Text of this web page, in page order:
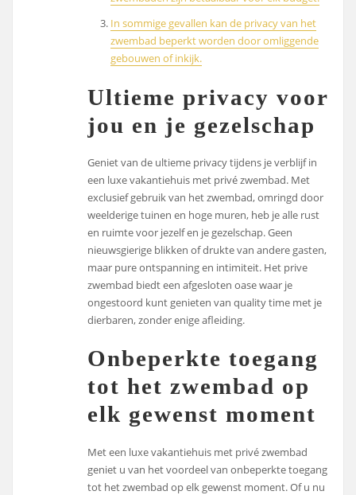
In sommige gevallen kan de privacy van het
zwembad beperkt worden door omliggende
gebouwen of inkijk.
Ultieme privacy voor
jou en je gezelschap
Geniet van de ultieme privacy tijdens je verblijf in
een luxe vakantiehuis met privé zwembad. Met
exclusief gebruik van het zwembad, omringd door
weelderige tuinen en hoge muren, heb je alle rust
en ruimte voor jezelf en je gezelschap. Geen
nieuwsgierige blikken of drukte van andere gasten,
maar pure ontspanning en intimiteit. Het prive
zwembad biedt een afgesloten oase waar je
ongestoord kunt genieten van quality time met je
dierbaren, zonder enige afleiding.
Onbeperkte toegang
tot het zwembad op
elk gewenst moment
Met een luxe vakantiehuis met privé zwembad
geniet u van het voordeel van onbeperkte toegang
tot het zwembad op elk gewenst moment. Of u nu